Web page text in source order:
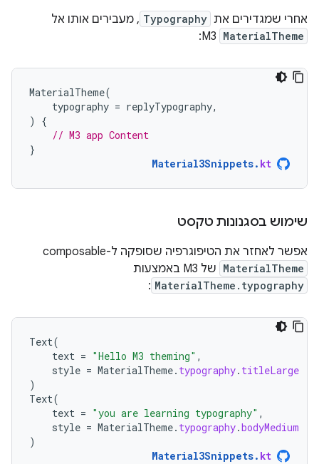
אחרי שמגדירים את Typography , מעבירים אותו אל
MaterialTheme
MaterialTheme(
typography = replyTypography,
)
{
// M3 app Content
}
Material3Snippets. kt
שימוש בסגנונות טקסט
אפשר לאחזר את הטיפוגרפיה שסופקה ל-composable‏
MaterialTheme של M3 באמצעות
MaterialTheme.typography
:
Text(
text = "Hello M3 theming" ,
style = MaterialTheme. typography. titleLarge
)
Text(
text = "you are learning typography" ,
style = MaterialTheme. typography.bodyMedium
)
Material3Snippets. kt